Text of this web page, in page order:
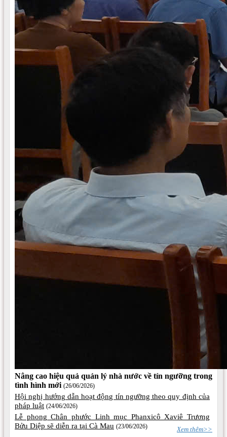
Nâng cao hiệu quả quản lý nhà nước về tín ngưỡng trong
tình hình mới (26/06/2026)
Hội nghị hướng dẫn hoạt động tín ngưỡng theo quy định của
pháp luật (24/06/2026)
Lễ phong Chân phước Linh mục Phanxicô Xaviê Trương
Bửu Diệp sẽ diễn ra tại Cà Mau (23/06/2026) Xem thêm>>